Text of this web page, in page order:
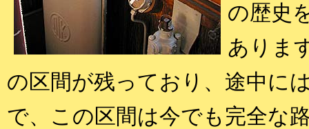
の歴史
ありま
の区間が残っており、途中に
で、この区間は今でも完全な